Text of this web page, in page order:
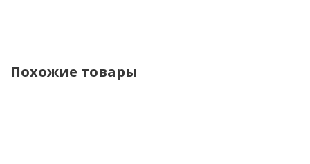
Похожие товары